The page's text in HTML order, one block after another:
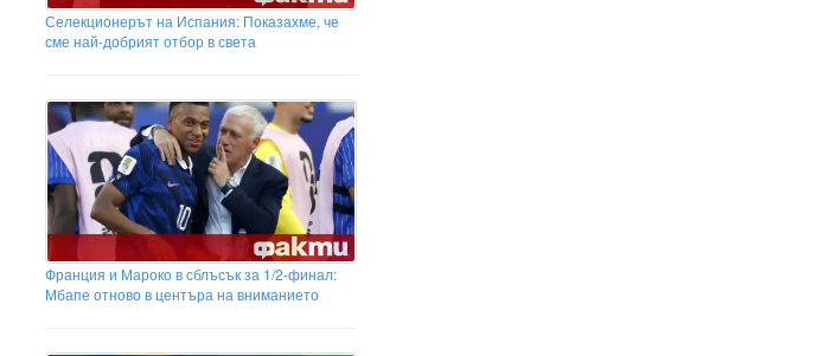
Селекционерът на Испания: Показахме, че
сме най-добрият отбор в света
Франция и Мароко в сблъсък за 1/2-финал:
Мбапе отново в центъра на вниманието